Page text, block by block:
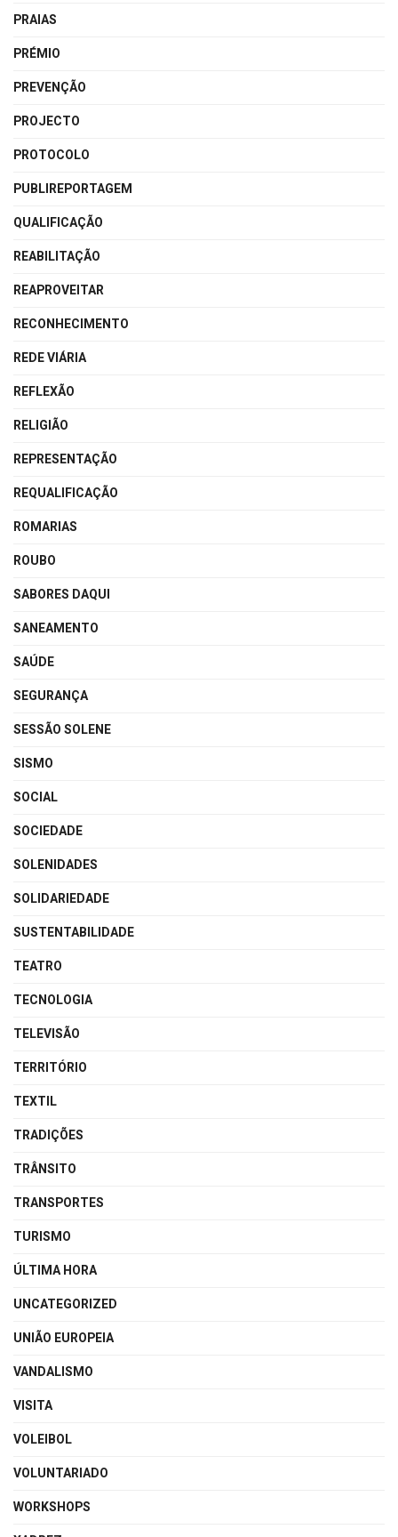
PRAIAS
PRÉMIO
PREVENÇÃO
PROJECTO
PROTOCOLO
PUBLIREPORTAGEM
QUALIFICAÇÃO
REABILITAÇÃO
REAPROVEITAR
RECONHECIMENTO
REDE VIÁRIA
REFLEXÃO
RELIGIÃO
REPRESENTAÇÃO
REQUALIFICAÇÃO
ROMARIAS
ROUBO
SABORES DAQUI
SANEAMENTO
SAÚDE
SEGURANÇA
SESSÃO SOLENE
SISMO
SOCIAL
SOCIEDADE
SOLENIDADES
SOLIDARIEDADE
SUSTENTABILIDADE
TEATRO
TECNOLOGIA
TELEVISÃO
TERRITÓRIO
TEXTIL
TRADIÇÕES
TRÂNSITO
TRANSPORTES
TURISMO
ÚLTIMA HORA
UNCATEGORIZED
UNIÃO EUROPEIA
VANDALISMO
VISITA
VOLEIBOL
VOLUNTARIADO
WORKSHOPS